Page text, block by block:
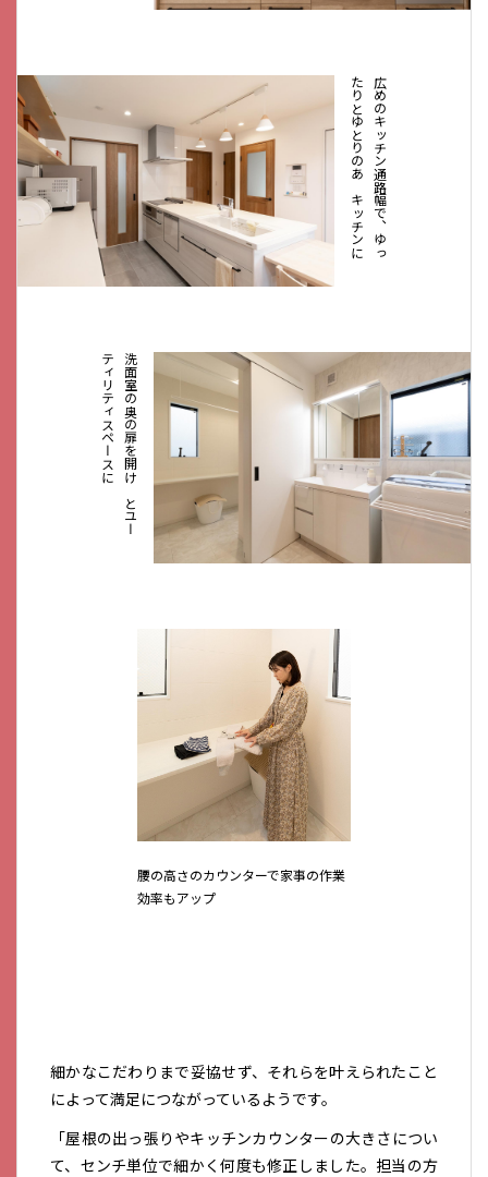
広
め
の
キ
ッ
チ
ン
通
路
幅
で
、
ゆ
っ
た
り
と
ゆ
と
り
の
あ
る
キ
ッ
チ
ン
に
洗
面
室
の
奥
の
扉
を
開
け
る
と
ユ
ー
テ
ィ
リ
テ
ィ
ス
ペ
ー
ス
に
腰の高さのカウンターで家事の作業
効率もアップ
細かなこだわりまで妥協せず、それらを叶えられたこと
によって満足につながっているようです。
「屋根の出っ張りやキッチンカウンターの大きさについ
て、センチ単位で細かく何度も修正しました。担当の方